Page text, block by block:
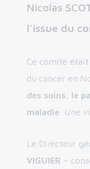
Nicolas
l’issue du
Ce comité était
du cancer en
des soins, le
maladie . Une
Le Directeur
VIGUIER –